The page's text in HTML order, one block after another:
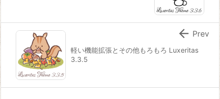
軽い機能拡張とその他もろもろ Luxeritas
3.3.5
 Prev